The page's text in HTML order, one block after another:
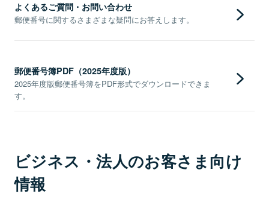
よくあるご質問・お問い合わせ
郵便番号に関するさまざまな疑問にお答えします。
郵便番号簿PDF（2025年度版）
2025年度版郵便番号簿をPDF形式でダウンロードできま
す。
ビジネス・法人のお客さま向け
情報